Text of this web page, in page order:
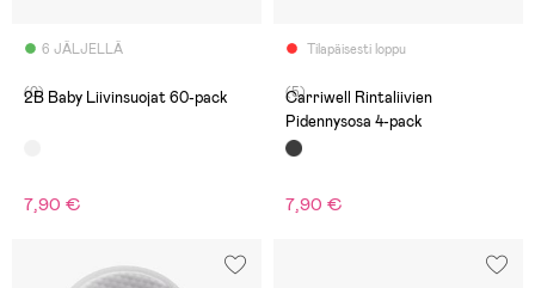
6 JÄLJELLÄ
(0)
2B Baby Liivinsuojat 60-pack
7,90 €
Tilapäisesti loppu
(5)
Carriwell Rintaliivien
Pidennysosa 4-pack
7,90 €